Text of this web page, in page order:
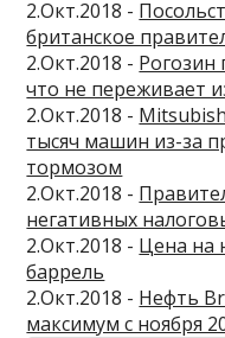
2.Окт.2018 -
британское
2.Окт.2018 - Рогозин
что не переживает
2.Окт.2018 -
тысяч машин из-за
тормозом
2.Окт.2018 -
негативных
2.Окт.2018 - Цена на
баррель
2.Окт.2018 - Нефть
максимум с ноября